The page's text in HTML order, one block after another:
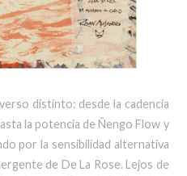
distinto: desde la cadencia
la potencia de Ñengo Flow y
por la sensibilidad alternativa
de De La Rose. Lejos de